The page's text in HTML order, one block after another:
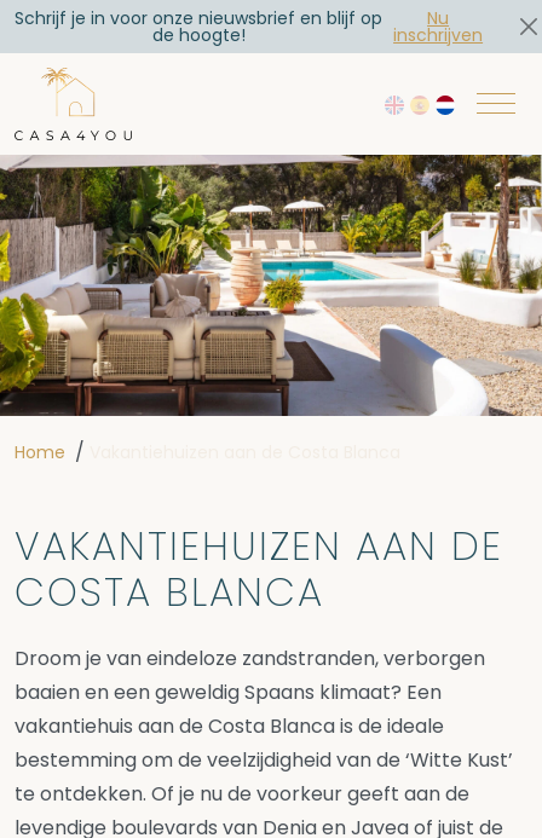
Ga naar de inhoud
Schrijf je in voor onze nieuwsbrief en blijf op
de hoogte!
Nu
inschrijven
Home /
VAKANTIEHUIZEN AAN DE
COSTA BLANCA
Droom je van eindeloze zandstranden, verborgen
baaien en een geweldig Spaans klimaat? Een
vakantiehuis aan de Costa Blanca is de ideale
bestemming om de veelzijdigheid van de ‘Witte Kust’
te ontdekken. Of je nu de voorkeur geeft aan de
levendige boulevards van Denia en Javea of juist de